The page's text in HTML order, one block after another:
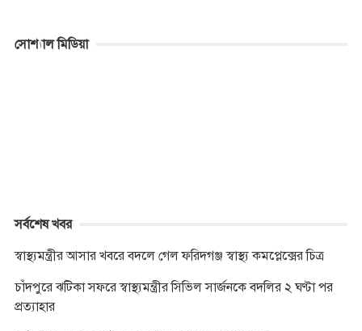
সোশ্যাল মিডিয়া
সর্বশেষ খবর
স্বাস্থ্যমন্ত্রীর আসার খবরে বদলে গেল ফরিদগঞ্জ স্বাস্থ্য কমপ্লেক্সের চিত্র
চাঁদপুরে ঝটিকা সফরে স্বাস্থ্যমন্ত্রীর সিভিল সার্জনকে বদলির ২ ঘণ্টা পর
প্রত্যাহার